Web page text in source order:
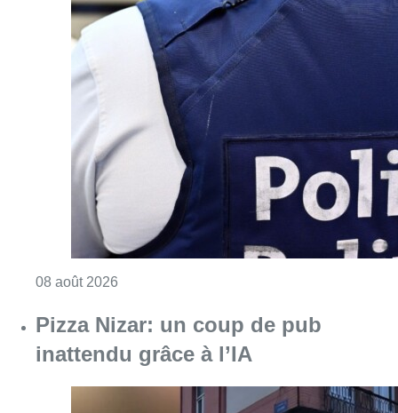
08 août 2026
Pizza Nizar: un coup de pub
inattendu grâce à l’IA